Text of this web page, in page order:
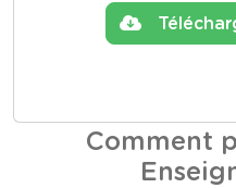
Comment